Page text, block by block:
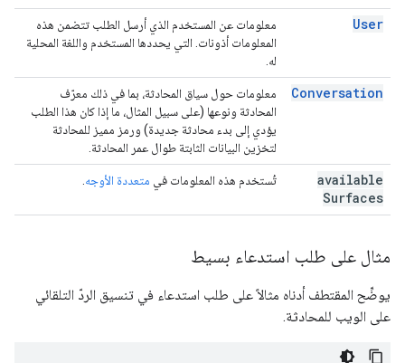
User
معلومات عن المستخدم الذي أرسل الطلب تتضمن هذه
المعلومات أذونات. التي يحددها المستخدم واللغة المحلية
له.
Conversation
معلومات حول سياق المحادثة، بما في ذلك معرّف
المحادثة ونوعها (على سبيل المثال، ما إذا كان هذا الطلب
يؤدي إلى بدء محادثة جديدة) ورمز مميز للمحادثة
لتخزين البيانات الثابتة طوال عمر المحادثة.
available
Surfaces
تُستخدم هذه المعلومات في متعددة الأوجه
مثال على طلب استدعاء بسيط
يوضِّح المقتطف أدناه مثالاً على طلب استدعاء في تنسيق الردّ التلقائي
على الويب للمحادثة.